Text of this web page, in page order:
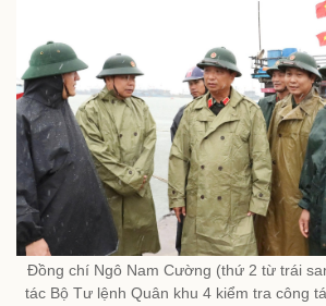
Đồng chí Ngô Nam Cường (thứ 2 từ trái
tác Bộ Tư lệnh Quân khu 4 kiểm tra công